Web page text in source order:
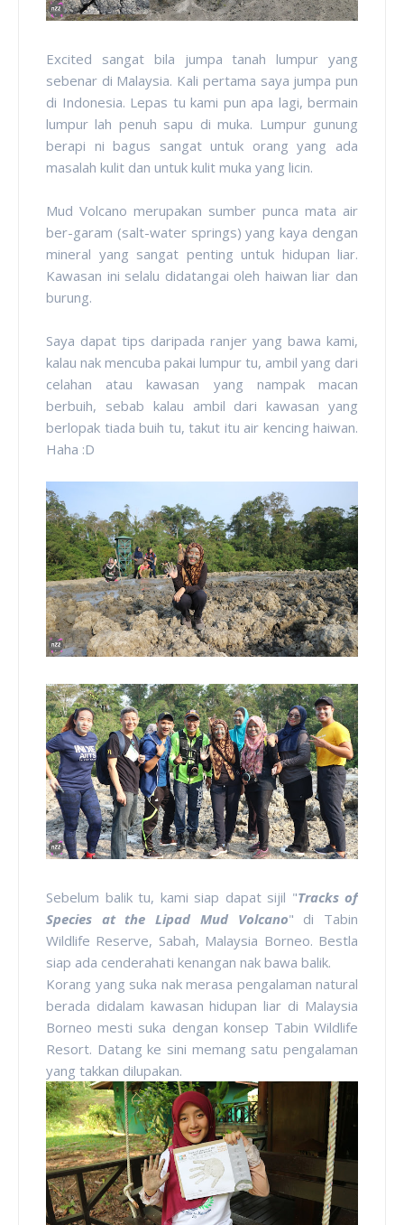
Excited sangat bila jumpa tanah lumpur yang
sebenar di Malaysia. Kali pertama saya jumpa pun
di Indonesia. Lepas tu kami pun apa lagi, bermain
lumpur lah penuh sapu di muka. Lumpur gunung
berapi ni bagus sangat untuk orang yang ada
masalah kulit dan untuk kulit muka yang licin.
Mud Volcano merupakan sumber punca mata air
ber-garam (salt-water springs) yang kaya dengan
mineral yang sangat penting untuk hidupan liar.
Kawasan ini selalu didatangai oleh haiwan liar dan
burung.
Saya dapat tips daripada ranjer yang bawa kami,
kalau nak mencuba pakai lumpur tu, ambil yang dari
celahan atau kawasan yang nampak macan
berbuih, sebab kalau ambil dari kawasan yang
berlopak tiada buih tu, takut itu air kencing haiwan.
Haha :D
Sebelum balik tu, kami siap dapat sijil "Tracks of
Species at the Lipad Mud Volcano" di Tabin
Wildlife Reserve, Sabah, Malaysia Borneo. Bestla
siap ada cenderahati kenangan nak bawa balik.
Korang yang suka nak merasa pengalaman natural
berada didalam kawasan hidupan liar di Malaysia
Borneo mesti suka dengan konsep Tabin Wildlife
Resort. Datang ke sini memang satu pengalaman
yang takkan dilupakan.